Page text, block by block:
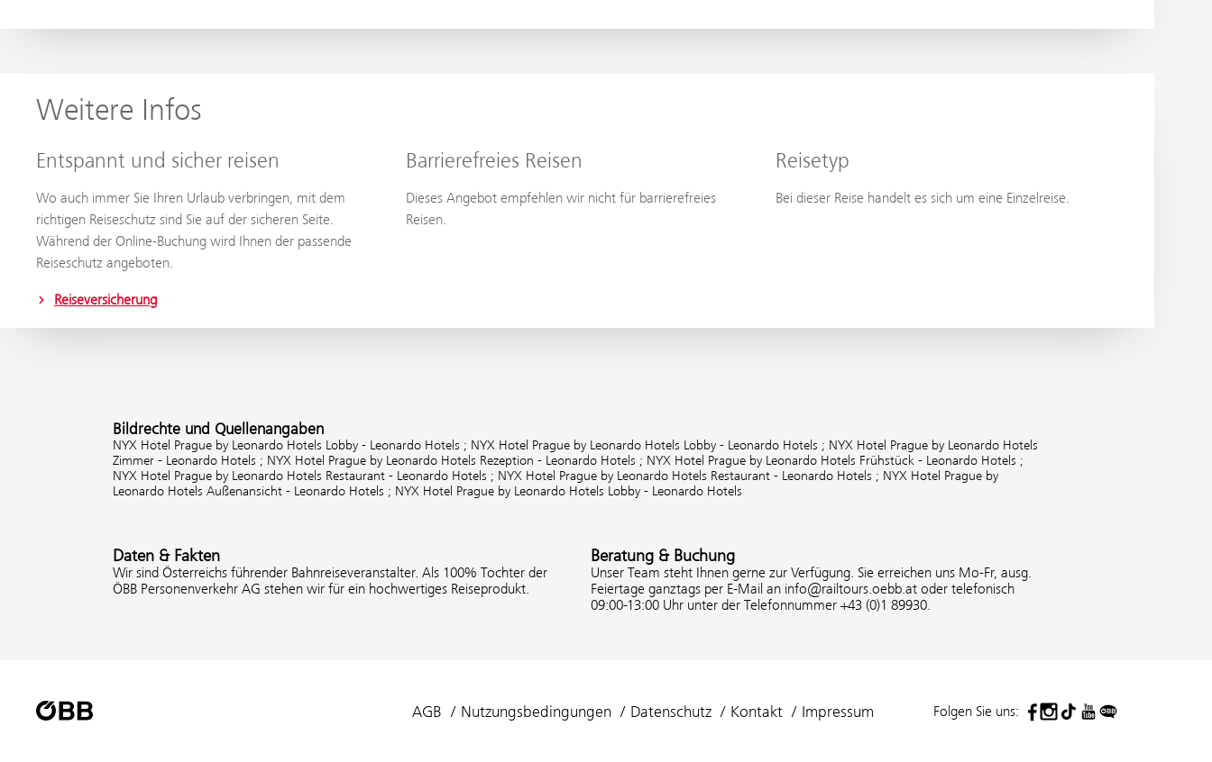
Weitere Infos
Entspannt und sicher reisen
Wo auch immer Sie Ihren Urlaub verbringen, mit dem
richtigen Reiseschutz sind Sie auf der sicheren Seite.
Während der Online-Buchung wird Ihnen der passende
Reiseschutz angeboten.
Reiseversicherung
Barrierefreies Reisen
Dieses Angebot empfehlen wir nicht für barrierefreies
Reisen.
Reisetyp
Bei dieser Reise handelt es sich um eine Einzelreise.
Bildrechte und Quellenangaben
NYX Hotel Prague by Leonardo Hotels Lobby - Leonardo Hotels ; NYX Hotel Prague by Leonardo Hotels Lobby - Leonardo Hotels ; NYX Hotel Prague by Leonardo Hotels
Zimmer - Leonardo Hotels ; NYX Hotel Prague by Leonardo Hotels Rezeption - Leonardo Hotels ; NYX Hotel Prague by Leonardo Hotels Frühstück - Leonardo Hotels ;
NYX Hotel Prague by Leonardo Hotels Restaurant - Leonardo Hotels ; NYX Hotel Prague by Leonardo Hotels Restaurant - Leonardo Hotels ; NYX Hotel Prague by
Leonardo Hotels Außenansicht - Leonardo Hotels ; NYX Hotel Prague by Leonardo Hotels Lobby - Leonardo Hotels
Daten & Fakten
Wir sind Österreichs führender Bahnreiseveranstalter. Als 100% Tochter der
ÖBB Personenverkehr AG stehen wir für ein hochwertiges Reiseprodukt.
Beratung & Buchung
Unser Team steht Ihnen gerne zur Verfügung. Sie erreichen uns Mo-Fr, ausg.
Feiertage ganztags per E-Mail an info@railtours.oebb.at oder telefonisch
09:00-13:00 Uhr unter der Telefonnummer +43 (0)1 89930.
AGB Nutzungsbedingungen Datenschutz Kontakt Impressum Folgen Sie uns: